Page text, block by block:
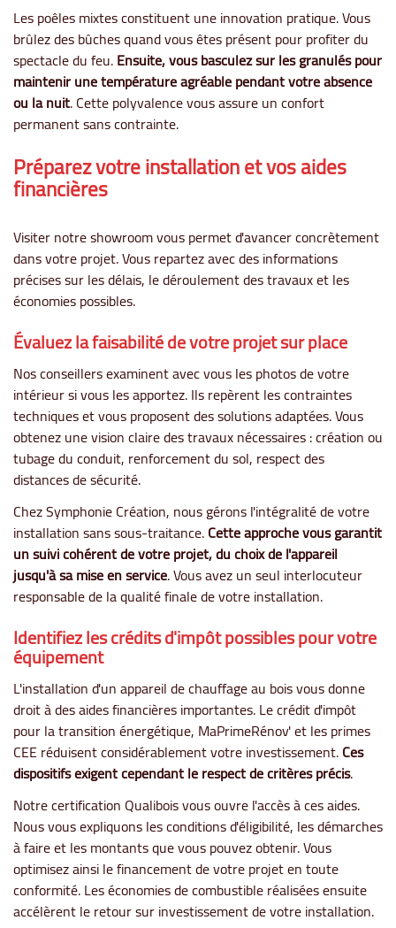
Les poêles mixtes constituent une innovation pratique. Vous
brûlez des bûches quand vous êtes présent pour profiter du
spectacle du feu.Ensuite, vous basculez sur les granulés pour
maintenir une température agréable pendant votre absence
ou la nuit. Cette polyvalence vous assure un confort
permanent sans contrainte.
Préparez votre installation et vos aides
financières
Visiter notre showroom vous permet d'avancer concrètement
dans votre projet. Vous repartez avec des informations
précises sur les délais, le déroulement des travaux et les
économies possibles.
Évaluez la faisabilité de votre projet sur place
Nos conseillers examinent avec vous les photos de votre
intérieur si vous les apportez. Ils repèrent les contraintes
techniques et vous proposent des solutions adaptées. Vous
obtenez une vision claire des travaux nécessaires : création ou
tubage du conduit, renforcement du sol, respect des
distances de sécurité.
Chez Symphonie Création, nous gérons l'intégralité de votre
installation sans sous-traitance.Cette approche vous garantit
un suivi cohérent de votre projet, du choix de l'appareil
jusqu'à sa mise en service. Vous avez un seul interlocuteur
responsable de la qualité finale de votre installation.
Identifiez les crédits d'impôt possibles pour votre
équipement
L'installation d'un appareil de chauffage au bois vous donne
droit à des aides financières importantes. Le crédit d'impôt
pour la transition énergétique, MaPrimeRénov' et les primes
CEE réduisent considérablement votre investissement.Ces
dispositifs exigent cependant le respect de critères précis.
Notre certification Qualibois vous ouvre l'accès à ces aides.
Nous vous expliquons les conditions d'éligibilité, les démarches
à faire et les montants que vous pouvez obtenir. Vous
optimisez ainsi le financement de votre projet en toute
conformité. Les économies de combustible réalisées ensuite
accélèrent le retour sur investissement de votre installation.